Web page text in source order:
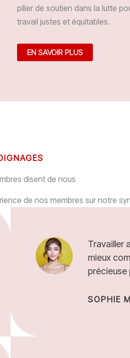
pilier de soutien dans la lutte
travail justes et équitables.
EN SAVOIR PLUS
disent de nous
de nos membres sur notre
Travailler
mieux
précieuse
SOPHIE